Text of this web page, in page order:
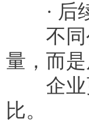
· 后续
不同公
量，而
企业更
比。